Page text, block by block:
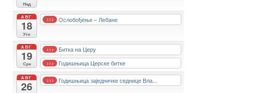
Нед
АВГ
18
Уто
>>> Ослобођење – Лебане
АВГ
19
Сре
>>> Битка на Церу
>>> Годишњица Церске битке
АВГ
26 >>> Годишњица заједничке седнице Вла...